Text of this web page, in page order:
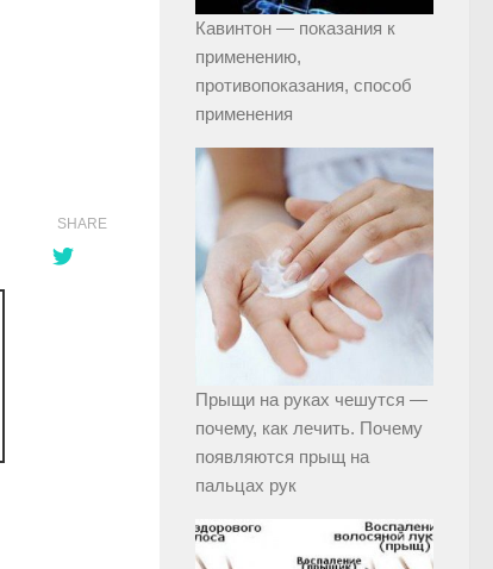
SHARE
Кавинтон — показания к
применению,
противопоказания, способ
применения
Прыщи на руках чешутся —
почему, как лечить. Почему
появляются прыщ на
пальцах рук